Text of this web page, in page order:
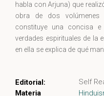
habla con Arjuna) que
obra de dos
constituye una concisa
verdades espirituales de la
en ella se explica de qué
unión con el Espíritu y la
significado más profundo
Editorial:
Self
Materia